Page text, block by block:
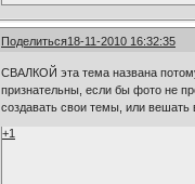
Поделиться18-11-2010 16:32:35
СВАЛКОЙ эта тема названа
признательны, если бы фото не
создавать свои темы, или
+1